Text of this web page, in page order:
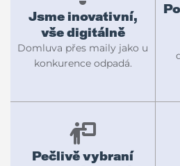
Jsme inovativní,
vše digitálně
Domluva přes maily jako u
konkurence odpadá.
Pečlivě vybraní